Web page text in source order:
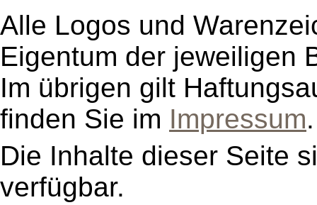
Alle Logos und
Eigentum der jeweiligen
Im übrigen gilt
finden Sie im Impressum.
Die Inhalte dieser Seite
verfügbar.